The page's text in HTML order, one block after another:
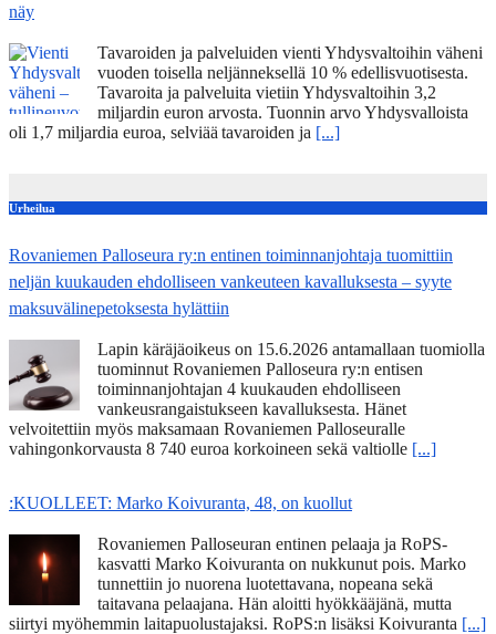
näy
Tavaroiden ja palveluiden vienti Yhdysvaltoihin väheni
vuoden toisella neljänneksellä 10 % edellisvuotisesta.
Tavaroita ja palveluita vietiin Yhdysvaltoihin 3,2
miljardin euron arvosta. Tuonnin arvo Yhdysvalloista
oli 1,7 miljardia euroa, selviää tavaroiden ja [...]
Urheilua
Rovaniemen Palloseura ry:n entinen toiminnanjohtaja tuo­mit­tiin
neljän kuu­kau­den eh­dol­li­seen van­keu­teen ka­val­luk­ses­ta – syyte
mak­su­vä­li­ne­pe­tok­ses­ta hy­lät­tiin
Lapin käräjäoikeus on 15.6.2026 antamallaan tuomiolla
tuominnut Rovaniemen Palloseura ry:n entisen
toiminnanjohtajan 4 kuukauden ehdolliseen
vankeusrangaistukseen kavalluksesta. Hänet
velvoitettiin myös maksamaan Rovaniemen Palloseuralle
vahingonkorvausta 8 740 euroa korkoineen sekä valtiolle [...]
:KUOLLEET: Marko Koivuranta, 48, on kuollut
Rovaniemen Palloseuran entinen pelaaja ja RoPS-
kasvatti Marko Koivuranta on nukkunut pois. Marko
tunnettiin jo nuorena luotettavana, nopeana sekä
taitavana pelaajana. Hän aloitti hyökkääjänä, mutta
siirtyi myöhemmin laitapuolustajaksi. RoPS:n lisäksi Koivuranta [...]